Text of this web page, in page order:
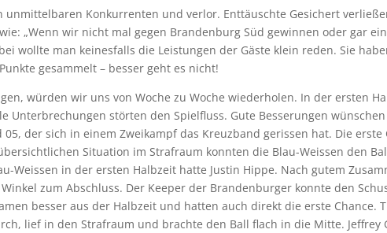
unmittelbaren Konkurrenten und verlor. Enttäuschte Gesichert
„Wenn wir nicht mal gegen Brandenburg Süd gewinnen oder gar
wollte man keinesfalls die Leistungen der Gäste klein reden. Sie
gesammelt – besser geht es nicht!
würden wir uns von Woche zu Woche wiederholen. In der ersten
Unterbrechungen störten den Spielfluss. Gute Besserungen
05, der sich in einem Zweikampf das Kreuzband gerissen hat. Die erste
Situation im Strafraum konnten die Blau-Weissen den
Weissen in der ersten Halbzeit hatte Justin Hippe. Nach gutem
zum Abschluss. Der Keeper der Brandenburger konnte den
besser aus der Halbzeit und hatten auch direkt die erste Chance.
lief in den Strafraum und brachte den Ball flach in die Mitte. Jeffrey